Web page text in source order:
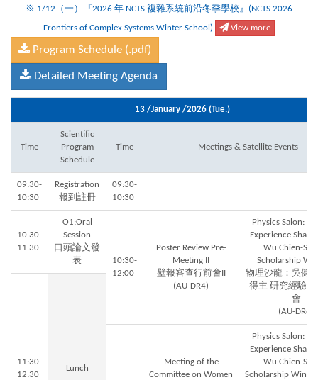
※ 1/12（一）『2026 年 NCTS 複雜系統前沿冬季學校』(NCTS 2026
Frontiers of Complex Systems Winter School) View more
Program Schedule (.pdf)
Detailed Meeting Agenda
13 /January /2026 (Tue.)
Time
Scientific
Program
Schedule
Time Meetings & Satellite Events
09:30-
10:30
Registration
報到註冊
09:30-
10:30
10.30-
11:30
O1:Oral
Session
口頭論文發
表
10:30-
12:00
Poster Review Pre-
Meeting II
壁報審查行前會II
(AU-DR4)
Physics Salon:
Experience
Wu Chien-
Scholarship
物理沙龍：吳健
得主 研究經驗分
會
(AU-DR6)
11:30-
12:30
Lunch
Meeting of the
Committee on Women
Physics Salon:
Experience
Wu Chien-
Scholarship